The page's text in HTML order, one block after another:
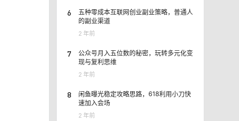
6
五种零成本互联网创业副业策略，普通人
的副业渠道
2 年前
7
公众号月入五位数的秘密，玩转多元化变
现与复利思维
2 年前
8
闲鱼曝光稳定攻略思路，618利用小刀快
速加入会场
2 年前